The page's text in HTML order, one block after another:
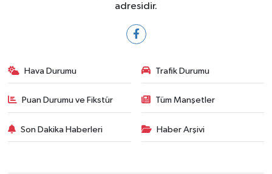
adresidir.
Hava Durumu Trafik Durumu
Puan Durumu ve Fikstür Tüm Manşetler
Son Dakika Haberleri Haber Arşivi